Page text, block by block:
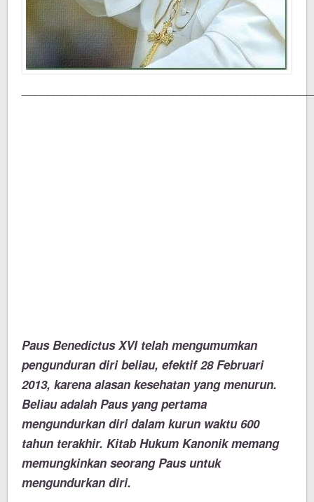
Paus Benedictus XVI telah mengumumkan
pengunduran diri beliau, efektif 28 Februari
2013, karena alasan kesehatan yang menurun.
Beliau adalah Paus yang pertama
mengundurkan diri dalam kurun waktu 600
tahun terakhir. Kitab Hukum Kanonik memang
memungkinkan seorang Paus untuk
mengundurkan diri.